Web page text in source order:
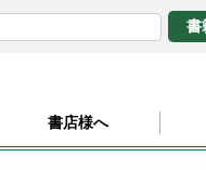
書店様へ